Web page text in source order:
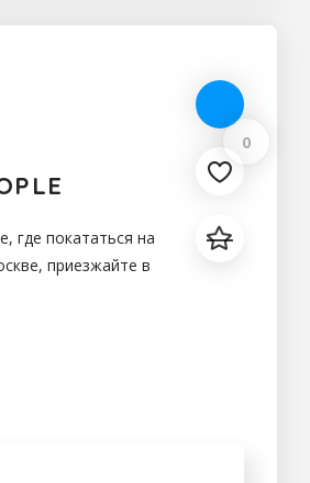
0
где покататься на
приезжайте в